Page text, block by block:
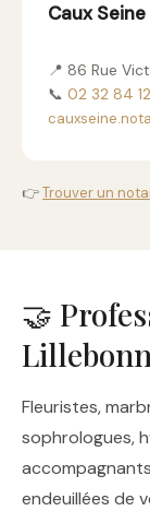
Caux
📍 86 Rue
📞 02 32 84
👉Trouver un
🤝
Fleuristes,
sophrologues,
endeuillées de